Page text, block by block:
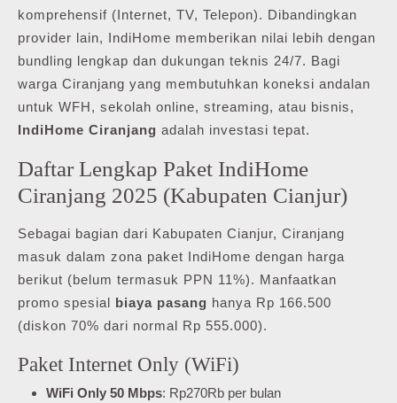
komprehensif (Internet, TV, Telepon). Dibandingkan
provider lain, IndiHome memberikan nilai lebih dengan
bundling lengkap dan dukungan teknis 24/7. Bagi
warga Ciranjang yang membutuhkan koneksi andalan
untuk WFH, sekolah online, streaming, atau bisnis,
IndiHome Ciranjang adalah investasi tepat.
Daftar Lengkap Paket IndiHome
Ciranjang 2025 (Kabupaten Cianjur)
Sebagai bagian dari Kabupaten Cianjur, Ciranjang
masuk dalam zona paket IndiHome dengan harga
berikut (belum termasuk PPN 11%). Manfaatkan
promo spesial biaya pasang hanya Rp 166.500
(diskon 70% dari normal Rp 555.000).
Paket Internet Only (WiFi)
WiFi Only 50 Mbps: Rp270Rb per bulan